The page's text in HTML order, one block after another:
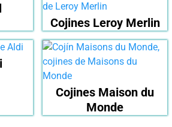
Cojines Leroy Merlin
Cojines Maison du
Monde